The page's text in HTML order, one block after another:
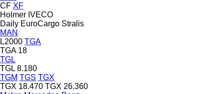
CF XF
Holmer IVECO
Daily EuroCargo Stralis
MAN
L2000 TGA
TGA 18
TGL
TGL 8.180
TGM TGS TGX
TGX 18.470 TGX 26.360